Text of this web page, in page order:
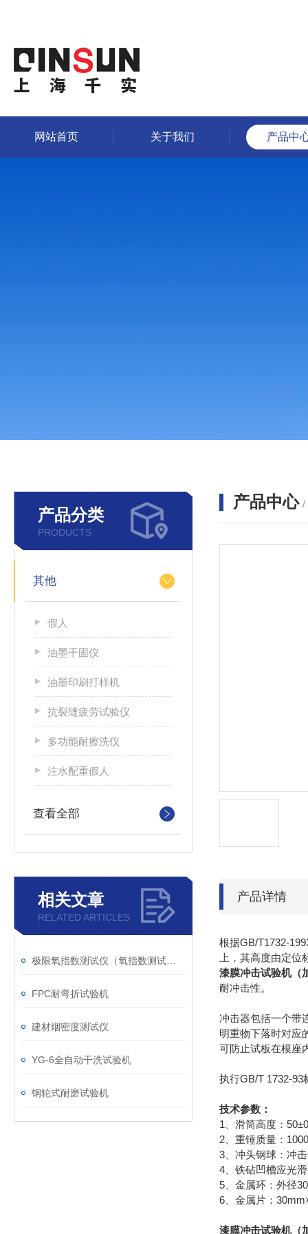
网站首页 关于我们 产品中
产品分类
PRODUCTS
其他
假人
油墨干固仪
油墨印刷打样机
抗裂缝疲劳试验仪
多功能耐擦洗仪
注水配重假人
查看全部
相关文章
RELATED ARTICLES
FPC耐弯折试验机
建材烟密度测试仪
YG-6全自动干洗试验机
钢轮式耐磨试验机
产品中心 /
产品详情
根据GB/T1732-
上，其高度由定
漆膜冲击试验机（
耐冲击性。
冲击器包括一个带
明重物下落时对应
可防止试板在模座
执行GB/T 1732-93
技术参数：
1、滑筒高度：
2、重锤质量：
3、冲头钢球：冲
4、铁砧凹槽应光
5、金属环：外径
6、金属片：
漆膜冲击试验机（